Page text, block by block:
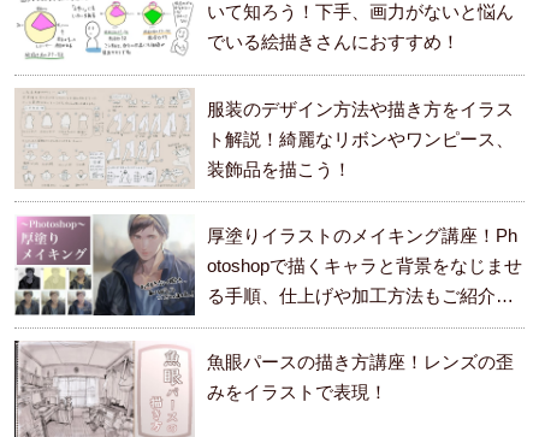
いて知ろう！下手、画力がないと悩ん
でいる絵描きさんにおすすめ！
服装のデザイン方法や描き方をイラス
ト解説！綺麗なリボンやワンピース、
装飾品を描こう！
厚塗りイラストのメイキング講座！Ph
otoshopで描くキャラと背景をなじませ
る手順、仕上げや加工方法もご紹介し
ます。
魚眼パースの描き方講座！レンズの歪
みをイラストで表現！